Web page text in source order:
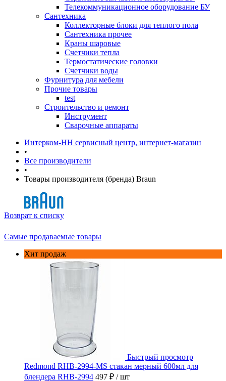
Телекоммуникационное оборудование БУ
Сантехника
Коллекторные блоки для теплого пола
Сантехника прочее
Краны шаровые
Счетчики тепла
Термоcтатические головки
Счетчики воды
Фурнитура для мебели
Прочие товары
test
Строительство и ремонт
Инструмент
Сварочные аппараты
Интерком-НН сервисный центр, интернет-магазин
•
Все производители
•
Товары производителя (бренда) Braun
Возврат к списку
Самые продаваемые товары
Хит продаж
Быстрый просмотр
Redmond RHB-2994-MS стакан мерный 600мл для
блендера RHB-2994 497 ₽ / шт